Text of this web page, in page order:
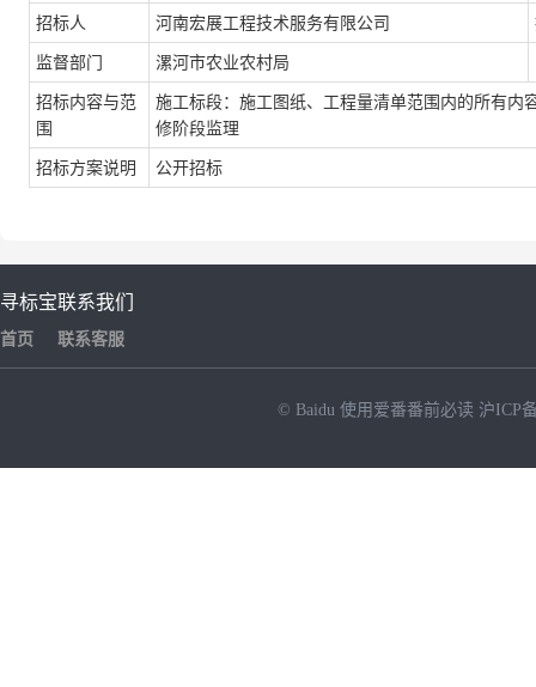
招标人 河南宏展工程技术服务有限公司
监督部门 漯河市农业农村局
招标内容与范
围
施工标段：施工图纸、工程量清单范围内的所有内
修阶段监理
招标方案说明 公开招标
寻标宝
首页
联系我们
联系客服
© Baidu 使用爱番番前必读 沪ICP